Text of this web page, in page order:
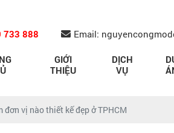
733 888 Email:
GIỚI
THIỆU
DỊCH
VỤ
vị nào thiết kế đẹp ở TPHCM